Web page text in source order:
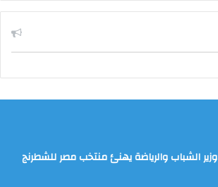
وزير الشباب والرياضة يهنئ منتخب مصر للشطرنج